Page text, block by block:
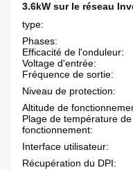
3.6kW sur le réseau
type:
Phases:
Efficacité de l'onduleur:
Voltage d'entrée:
Fréquence de sortie:
Niveau de protection:
Altitude de
Plage de température de
fonctionnement:
Interface utilisateur:
Récupération du DPI: